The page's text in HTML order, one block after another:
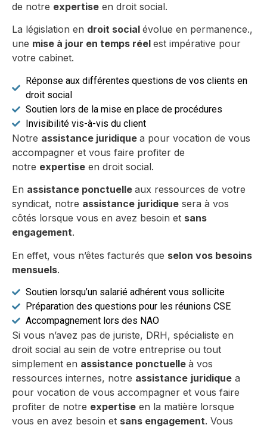
de notre expertise en droit social.
La législation en droit social évolue en permanence.,
une mise à jour en temps réel est impérative pour
votre cabinet.
Réponse aux différentes questions de vos clients en
droit social
Soutien lors de la mise en place de procédures
Invisibilité vis-à-vis du client
Notre assistance juridique a pour vocation de vous
accompagner et vous faire profiter de
notre expertise en droit social.
En assistance ponctuelle aux ressources de votre
syndicat, notre assistance juridique sera à vos
côtés lorsque vous en avez besoin et sans
engagement.
En effet, vous n’êtes facturés que selon vos besoins
mensuels.
Soutien lorsqu’un salarié adhérent vous sollicite
Préparation des questions pour les réunions CSE
Accompagnement lors des NAO
Si vous n’avez pas de juriste, DRH, spécialiste en
droit social au sein de votre entreprise ou tout
simplement en assistance ponctuelle à vos
ressources internes, notre assistance juridique a
pour vocation de vous accompagner et vous faire
profiter de notre expertise en la matière lorsque
vous en avez besoin et sans engagement. Vous